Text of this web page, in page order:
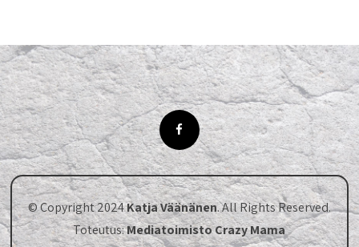
© Copyright 2024Katja Väänänen. All Rights Reserved.
Toteutus:Mediatoimisto Crazy Mama